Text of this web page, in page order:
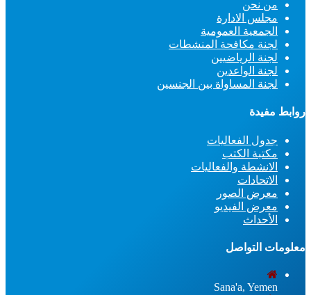
من نحن
مجلس الادارة
الجمعية العمومية
لجنة مكافحة المنشطات
لجنة الرياضيين
لجنة الواعدين
لجنة المساواة بين الجنسين
روابط مفيدة
جدول الفعاليات
مكتبة الكتب
الانشطة والفعاليات
الاتحادات
معرض الصور
معرض الفيديو
الأحداث
معلومات التواصل
Sana'a, Yemen